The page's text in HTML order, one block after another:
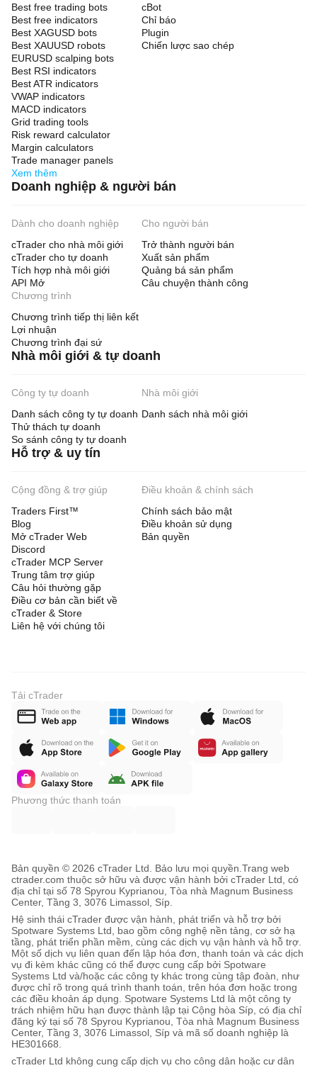
Best free trading bots
Best free indicators
Best XAGUSD bots
Best XAUUSD robots
EURUSD scalping bots
Best RSI indicators
Best ATR indicators
VWAP indicators
MACD indicators
Grid trading tools
Risk reward calculator
Margin calculators
Trade manager panels
Xem thêm
cBot
Chỉ báo
Plugin
Chiến lược sao chép
Doanh nghiệp & người bán
Dành cho doanh nghiệp
cTrader cho nhà môi giới
cTrader cho tự doanh
Tích hợp nhà môi giới
API Mở
Cho người bán
Trở thành người bán
Xuất sản phẩm
Quảng bá sản phẩm
Câu chuyện thành công
Chương trình
Chương trình tiếp thị liên kết
Lợi nhuận
Chương trình đại sứ
Nhà môi giới & tự doanh
Công ty tự doanh
Danh sách công ty tự doanh
Thử thách tự doanh
So sánh công ty tự doanh
Nhà môi giới
Danh sách nhà môi giới
Hỗ trợ & uy tín
Cộng đồng & trợ giúp
Traders First™
Blog
Mở cTrader Web
Discord
cTrader MCP Server
Trung tâm trợ giúp
Câu hỏi thường gặp
Điều cơ bản cần biết về
cTrader & Store
Liên hệ với chúng tôi
Điều khoản & chính sách
Chính sách bảo mật
Điều khoản sử dụng
Bản quyền
Tải cTrader
Phương thức thanh toán
Bản quyền © 2026 cTrader Ltd. Bảo lưu mọi quyền. Trang web
ctrader.com thuộc sở hữu và được vận hành bởi cTrader Ltd, có
địa chỉ tại số 78 Spyrou Kyprianou, Tòa nhà Magnum Business
Center, Tầng 3, 3076 Limassol, Síp.
Hệ sinh thái cTrader được vận hành, phát triển và hỗ trợ bởi
Spotware Systems Ltd, bao gồm công nghệ nền tảng, cơ sở hạ
tầng, phát triển phần mềm, cùng các dịch vụ vận hành và hỗ trợ.
Một số dịch vụ liên quan đến lập hóa đơn, thanh toán và các dịch
vụ đi kèm khác cũng có thể được cung cấp bởi Spotware
Systems Ltd và/hoặc các công ty khác trong cùng tập đoàn, như
được chỉ rõ trong quá trình thanh toán, trên hóa đơn hoặc trong
các điều khoản áp dụng. Spotware Systems Ltd là một công ty
trách nhiệm hữu hạn được thành lập tại Cộng hòa Síp, có địa chỉ
đăng ký tại số 78 Spyrou Kyprianou, Tòa nhà Magnum Business
Center, Tầng 3, 3076 Limassol, Síp và mã số doanh nghiệp là
HE301668.
cTrader Ltd không cung cấp dịch vụ cho công dân hoặc cư dân